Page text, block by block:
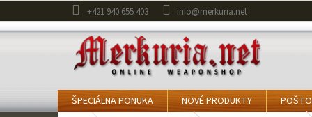
na
obsah
+421 940 655 403 info@merkuria.net
ŠPECIÁLNA PONUKA NOVÉ PRODUKTY